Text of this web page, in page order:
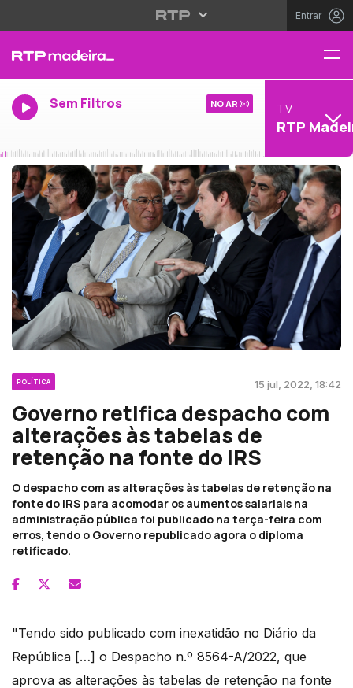
Entrar
Sem Filtros NO AR TV
RTP
POLÍTICA 15 jul, 2022, 18:42
Governo retifica despacho com
alterações às tabelas de
retenção na fonte do IRS
O despacho com as alterações às tabelas de retenção na
fonte do IRS para acomodar os aumentos salariais na
administração pública foi publicado na terça-feira com
erros, tendo o Governo republicado agora o diploma
retificado.
"Tendo sido publicado com inexatidão no Diário da
República […] o Despacho n.º 8564-A/2022, que
aprova as alterações às tabelas de retenção na fonte